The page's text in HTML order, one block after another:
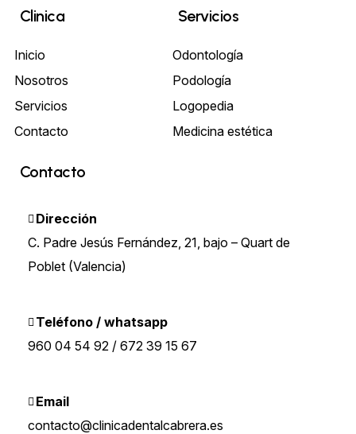
Clinica
Inicio
Nosotros
Servicios
Contacto
Servicios
Odontología
Podología
Logopedia
Medicina estética
Contacto
Dirección
C. Padre Jesús Fernández, 21, bajo – Quart de
Poblet (Valencia)
Teléfono / whatsapp
960 04 54 92 / 672 39 15 67
Email
contacto@clinicadentalcabrera.es